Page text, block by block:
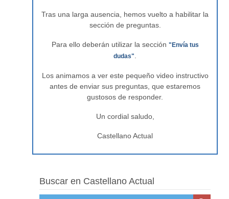
Tras una larga ausencia, hemos vuelto a habilitar la
sección de preguntas.
Para ello deberán utilizar la sección "Envía tus
dudas".
Los animamos a ver este pequeño video instructivo
antes de enviar sus preguntas, que estaremos
gustosos de responder.
Un cordial saludo,
Castellano Actual
Buscar en Castellano Actual